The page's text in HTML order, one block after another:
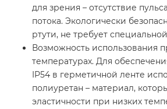
для зрения – отсутствие
потока. Экологически
ртути, не требует
Возможность использования
температурах. Для
IP54 в герметичной ленте
полиуретан – материал,
эластичности при низких